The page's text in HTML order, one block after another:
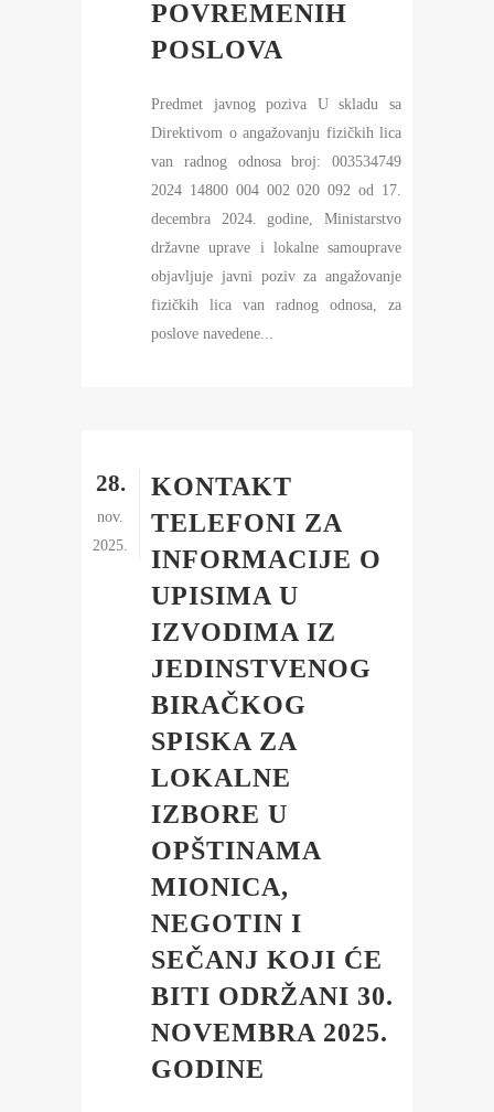
POVREMENIH
POSLOVA
Predmet javnog poziva U skladu sa
Direktivom o angažovanju fizičkih lica
van radnog odnosa broj: 003534749
2024 14800 004 002 020 092 od 17.
decembra 2024. godine, Ministarstvo
državne uprave i lokalne samouprave
objavljuje javni poziv za angažovanje
fizičkih lica van radnog odnosa, za
poslove navedene...
28.
nov.
2025.
KONTAKT
TELEFONI ZA
INFORMACIJE O
UPISIMA U
IZVODIMA IZ
JEDINSTVENOG
BIRAČKOG
SPISKA ZA
LOKALNE
IZBORE U
OPŠTINAMA
MIONICA,
NEGOTIN I
SEČANJ KOJI ĆE
BITI ODRŽANI 30.
NOVEMBRA 2025.
GODINE